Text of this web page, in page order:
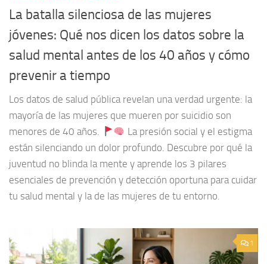
La batalla silenciosa de las mujeres
jóvenes: Qué nos dicen los datos sobre la
salud mental antes de los 40 años y cómo
prevenir a tiempo
Los datos de salud pública revelan una verdad urgente: la
mayoría de las mujeres que mueren por suicidio son
menores de 40 años.
La presión social y el estigma
están silenciando un dolor profundo. Descubre por qué la
juventud no blinda la mente y aprende los 3 pilares
esenciales de prevención y detección oportuna para cuidar
tu salud mental y la de las mujeres de tu entorno.
1